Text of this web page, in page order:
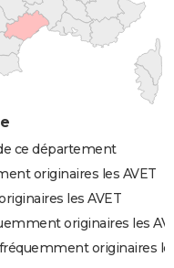
ce département
originaires les AVET
les AVET
originaires les
originaires